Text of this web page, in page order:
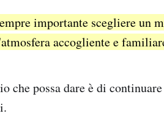
importante scegliere un
accogliente e
che possa dare è di